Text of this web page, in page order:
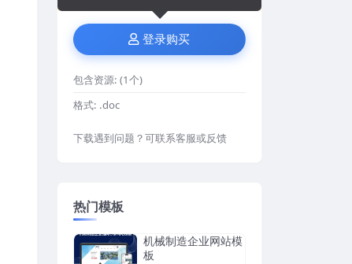
登录购买
包含资源: (1个)
格式: .doc
下载遇到问题？可联系客服或反馈
热门模板
机械制造企业网站模
板